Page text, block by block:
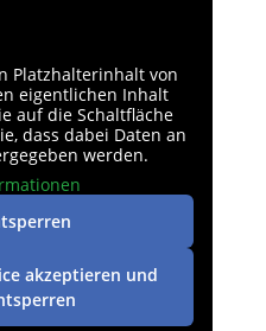
Platzhalterinhalt von
eigentlichen Inhalt
auf die Schaltfläche
dass dabei Daten an
werden.
akzeptieren und